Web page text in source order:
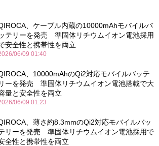
、ケーブル内蔵の10000mAhモバイルバ
テリーを発売 準固体リチウムイオン電池採用
安全性と携帯性を両立
06/09 01:40
、10000mAhのQi2対応モバイルバッテ
リーを発売 準固体リチウムイオン電池搭載で大
量と安全性を両立
06/09 01:23
、薄さ約8.3mmのQi2対応モバイルバッ
リーを発売 準固体リチウムイオン電池採用で
全性と携帯性を両立